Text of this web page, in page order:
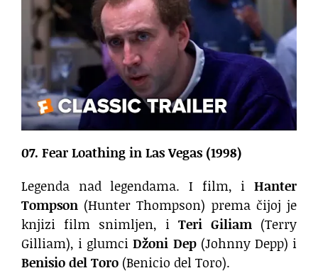
07. Fear Loathing in Las Vegas (1998)
Legenda nad legendama. I film, i Hanter
Tompson (Hunter Thompson) prema čijoj je
knjizi film snimljen, i Teri Giliam (Terry
Gilliam), i glumciDžoni Dep(Johnny Depp) i
Benisio del Toro (Benicio del Toro).